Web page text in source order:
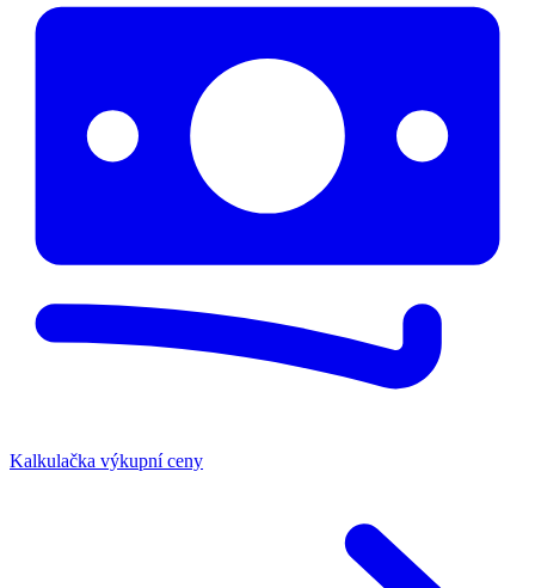
Kalkulačka výkupní ceny